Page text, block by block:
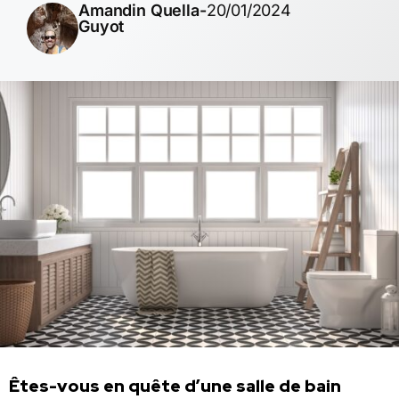
Amandin Quella-
Guyot
20/01/2024
Êtes-vous en quête d’une salle de bain